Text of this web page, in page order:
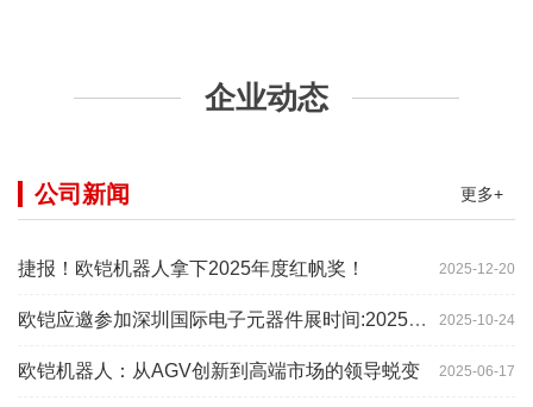
企业动态
更多+
公司新闻
2025-12-20
捷报！欧铠机器人拿下2025年度红帆奖！
2025-10-24
欧铠应邀参加深圳国际电子元器件展时间:2025年10月28-
2025-06-17
欧铠机器人：从AGV创新到高端市场的领导蜕变